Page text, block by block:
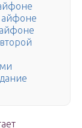
айфоне